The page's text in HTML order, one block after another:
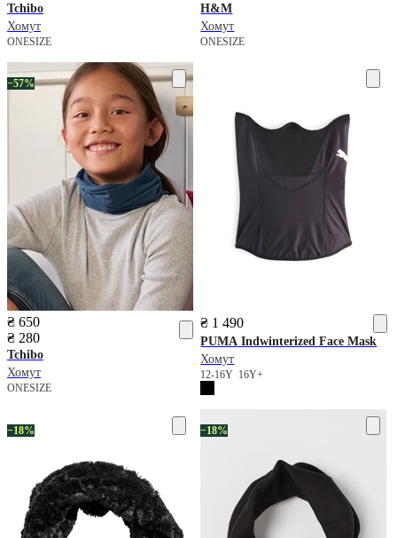
Tchibo
Хомут
ONESIZE
H&M
Хомут
ONESIZE
−57%
₴ 650
₴ 280
Tchibo
Хомут
ONESIZE
₴ 1 490
PUMA Indwinterized Face Mask
Хомут
12-16Y 16Y+
−18% −18%